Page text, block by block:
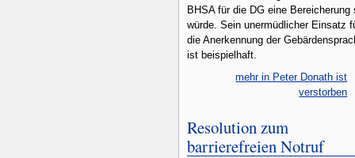
BHSA für die DG eine Bereicherung
würde. Sein unermüdlicher Einsatz
die Anerkennung der
ist beispielhaft.
mehr in Peter Donath ist
verstorben
Resolution zum
barrierefreien Notruf